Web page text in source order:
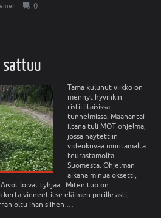
0
sattuu
Tämä kulunut viikko on
mennyt hyvinkin
ristiriitaisissa
tunnelmissa. Maanantai-
iltana tuli MOT ohjelma,
jossa näytettiin
videokuvaa muutamalta
teurastamolta
Suomesta. Ohjelman
aikana minua oksetti,
löivät tyhjää.. Miten tuo on
kerta vieneet itse eläimen perille asti,
oltu ihan siihen …